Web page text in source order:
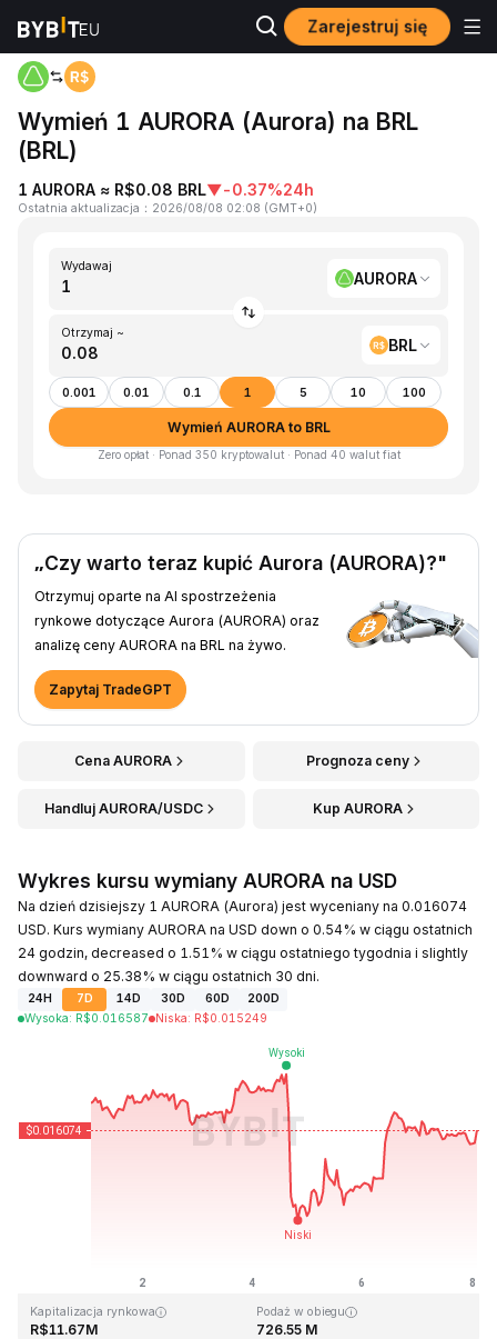
Zarejestruj się
Strona główna
Wymień 1 AURORA (Aurora) na BRL
(BRL)
1 AURORA ≈ R$0.08 BRL▼-0.37%24h
Ostatnia aktualizacja ： 2026/08/08 02:08 (GMT+0)
Wydawaj
AURORA
Otrzymaj ~
BRL
0.001 0.01 0.1 1 5 10 100
Wymień AURORA to BRL
Zero opłat · Ponad 350 kryptowalut · Ponad 40 walut fiat
„Czy warto teraz kupić Aurora (AURORA)?"
Otrzymuj oparte na AI spostrzeżenia
rynkowe dotyczące Aurora (AURORA) oraz
analizę ceny AURORA na BRL na żywo.
Zapytaj TradeGPT
Cena AURORA Prognoza ceny
Handluj AURORA/USDC Kup AURORA
Wykres kursu wymiany AURORA na USD
Na dzień dzisiejszy 1 AURORA (Aurora) jest wyceniany na 0.016074
USD. Kurs wymiany AURORA na USD down o 0.54% w ciągu ostatnich
24 godzin, decreased o 1.51% w ciągu ostatniego tygodnia i slightly
downward o 25.38% w ciągu ostatnich 30 dni.
24H 7D 14D 30D 60D
200D
Wysoka: R$0.016587 Niska: R$0.015249
Ostatnia aktualizacja strony: 2026-08-08, 02:08 GMT+0
Kapitalizacja rynkowa
R$11.67M
Podaż w obiegu
726.55 M